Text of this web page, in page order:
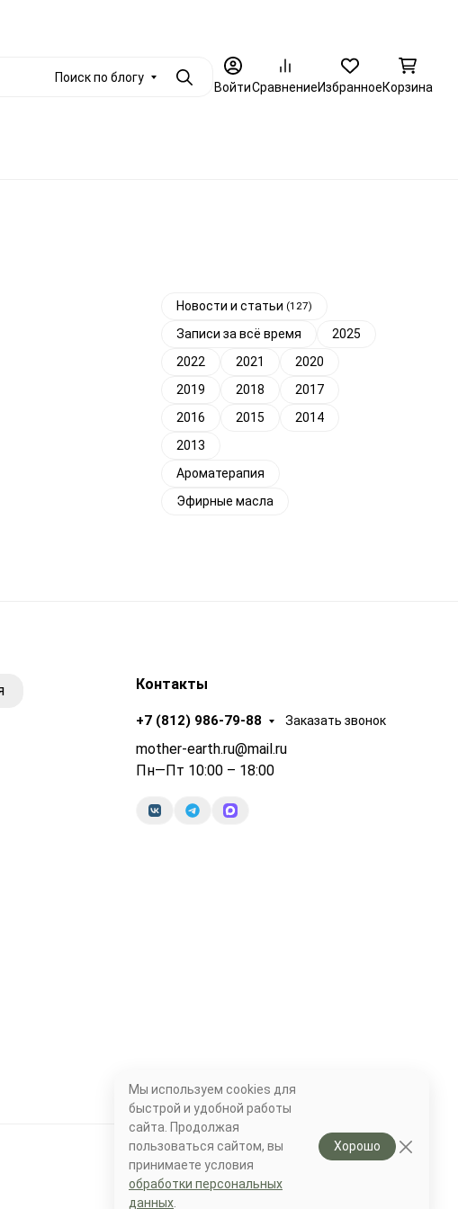
Поиск по блогу
ПоискВойтиСравнениеИзбранноеКорзина
Новости и статьи (127)
Записи за всё время
2025
2022
2021
2020
2019
2018
2017
2016
2015
2014
2013
Ароматерапия
Эфирные масла
Контакты
+7 (812) 986-79-88 Заказать звонок
mother-earth.ru@mail.ru
Пн—Пт 10:00 – 18:00
Мы используем cookies для
быстрой и удобной работы
сайта. Продолжая
пользоваться сайтом, вы
принимаете условия
обработки персональных
данных
Хорошо